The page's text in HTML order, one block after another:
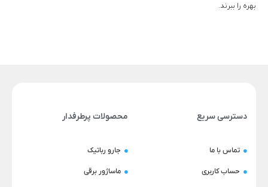
بهره را ببرند.
دسترسی سریع
تماس با ما
حساب کاربری
محصولات پرطرفدار
جارو رباتیک
ماساژور برقی